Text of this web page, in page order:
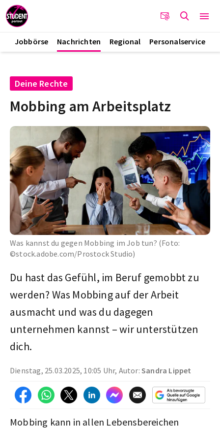
Jobbörse Nachrichten Regional Personalservice
Deine Rechte
Mobbing am Arbeitsplatz
Was kannst du gegen Mobbing im Job tun? (Foto:
©stock.adobe.com/Prostock Studio)
Du hast das Gefühl, im Beruf gemobbt zu
werden? Was Mobbing auf der Arbeit
ausmacht und was du dagegen
unternehmen kannst – wir unterstützen
dich.
Dienstag, 25.03.2025, 10:05 Uhr, Autor: Sandra Lippet
Mobbing kann in allen Lebensbereichen